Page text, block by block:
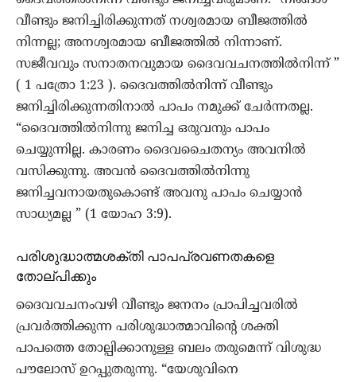
വീണ്ടും ജനിച്ചിരിക്കുന്നത് നശ്വരമായ ബീജത്തിൽ
നിന്നല്ല; അനശ്വരമായ ബീജത്തിൽ നിന്നാണ്.
സജീവവും സനാതനവുമായ ദൈവവചനത്തിൽനിന്ന് ”
( 1 പത്രോ 1:23 ). ദൈവത്തിൽനിന്ന് വീണ്ടും
ജനിച്ചിരിക്കുന്നതിനാൽ പാപം നമുക്ക് ചേർന്നതല്ല.
“ദൈവത്തിൽനിന്നു ജനിച്ച ഒരുവനും പാപം
ചെയ്യുന്നില്ല. കാരണം ദൈവചൈതന്യം അവനിൽ
വസിക്കുന്നു. അവൻ ദൈവത്തിൽനിന്നു
ജനിച്ചവനായതുകൊണ്ട് അവനു പാപം ചെയ്യാൻ
സാധ്യമല്ല ” (1 യോഹ 3:9).
പരിശുദ്ധാത്മശക്തി പാപപ്രവണതകളെ
തോല്പിക്കും
ദൈവവചനംവഴി വീണ്ടും ജനനം പ്രാപിച്ചവരിൽ
പ്രവർത്തിക്കുന്ന പരിശുദ്ധാത്മാവിന്റെ ശക്തി
പാപത്തെ തോല്പിക്കാനുള്ള ബലം തരുമെന്ന് വിശുദ്ധ
പൗലോസ് ഉറപ്പുതരുന്നു. “യേശുവിനെ